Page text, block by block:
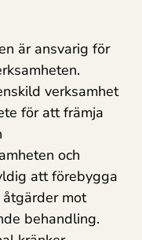
är ansvarig för
verksamhet
för att främja
och
att förebygga
mot
behandling.